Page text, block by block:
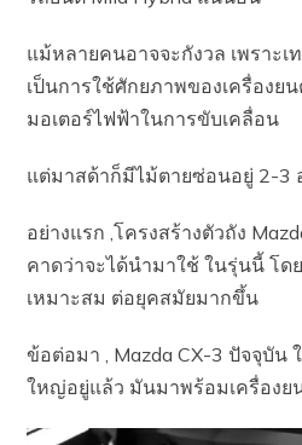
แม้หลายคนอาจจะกังวล เพราะเ
เป็นการใช้ศักยภาพของเครื่องย
มอเตอร์ไฟฟ้าในการขับเคลื่อน
แต่มาสด้าก็มีไม้ตายซ่อนอยู่ 2-3
อย่างแรก ,​โครงสร้างตัวถัง
คาดว่าจะได้นำมาใช้ ในรุ่นนี้ โด
เหมาะสม ต่อยุคสมัยมากขึ้น
ข้อต่อมา ,​ Mazda CX-3 ปัจจุบัน
ใหญ่อยู่แล้ว มันมาพร้อมเครื่องย